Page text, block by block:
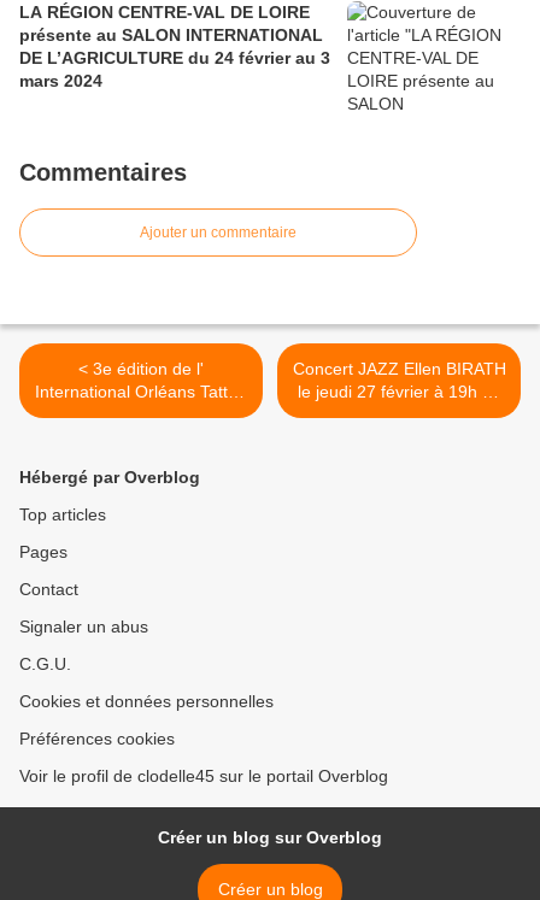
LA RÉGION CENTRE-VAL DE LOIRE
présente au SALON INTERNATIONAL
DE L’AGRICULTURE du 24 février au 3
mars 2024
Commentaires
Ajouter un commentaire
< 3e édition de l'
International Orléans Tattoo
Show - 28 février, 1er et 2
Concert JAZZ Ellen BIRATH
le jeudi 27 février à 19h au
Mercure Orléans Centre
Hébergé par Overblog
Top articles
Pages
Contact
Signaler un abus
C.G.U.
Cookies et données personnelles
Préférences cookies
Voir le profil de clodelle45 sur le portail Overblog
Créer un blog sur Overblog
Créer un blog